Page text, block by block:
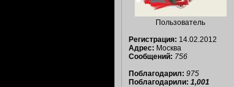
Пользователь
Регистрация: 14.02.2012
Адрес: Москва
Сообщений: 756
Поблагодарил: 975
Поблагодарили: 1,001